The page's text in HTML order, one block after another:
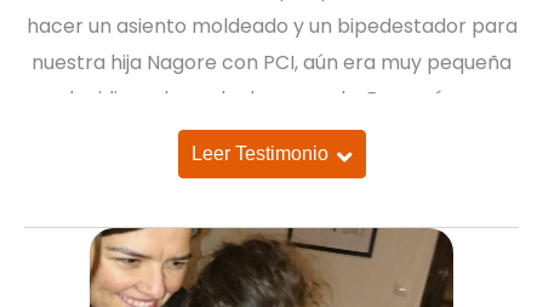
hacer un asiento moldeado y un bipedestador para
nuestra hija Nagore con PCI, aún era muy pequeña
y decidimos hacerlo de escayola. En esa época,
Nago recibía terapia en otro centro y aunque
queríamos complementar con otras terapias no
teníamos mucha prisa por todo, pero no teníamos
muy claro por dónde avanzar. En la primera sesión,
Leer Testimonio